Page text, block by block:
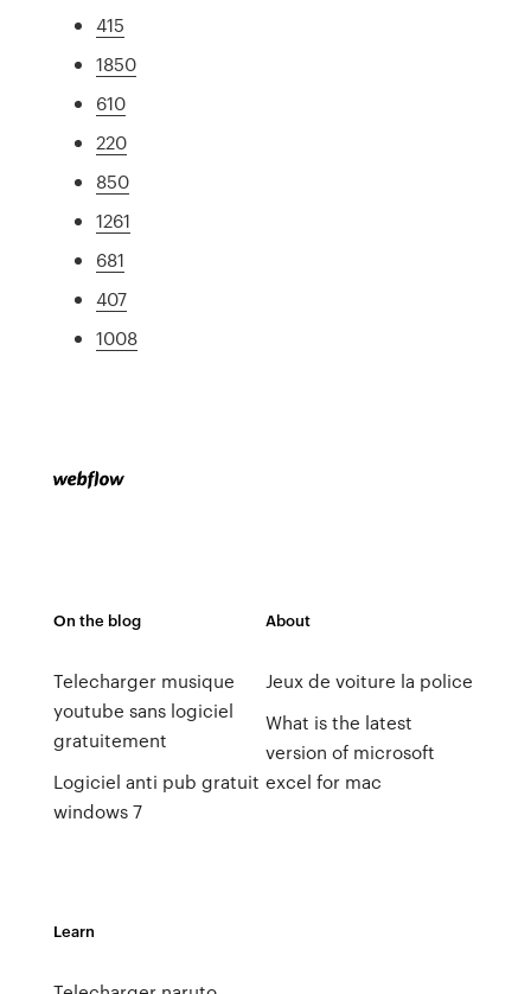
415
1850
610
220
850
1261
681
407
1008
On the blog
Telecharger musique
youtube sans logiciel
gratuitement
Logiciel anti pub gratuit
windows 7
About
Jeux de voiture la police
What is the latest
version of microsoft
excel for mac
Learn